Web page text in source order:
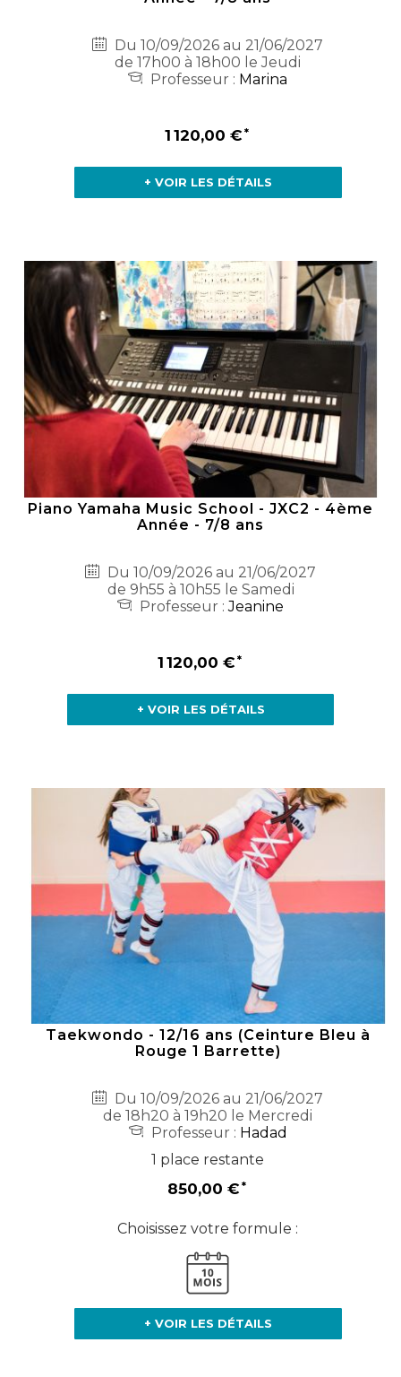
Du 10/09/2026 au 21/06/2027
de 17h00 à 18h00 le Jeudi
Professeur : Marina
1 120,00 €
+ VOIR LES DÉTAILS
Piano Yamaha Music School - JXC2 - 4ème
Année - 7/8 ans
Du 10/09/2026 au 21/06/2027
de 9h55 à 10h55 le Samedi
Professeur :Jeanine
1 120,00 €
+ VOIR LES DÉTAILS
Taekwondo - 12/16 ans (Ceinture Bleu à
Rouge 1 Barrette)
Du 10/09/2026 au 21/06/2027
de 18h20 à 19h20 le Mercredi
Professeur : Hadad
1 place restante
850,00 €
Choisissez votre formule :
+ VOIR LES DÉTAILS